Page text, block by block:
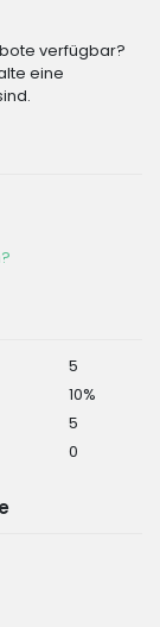
verfügbar?
eine
5
10%
5
0